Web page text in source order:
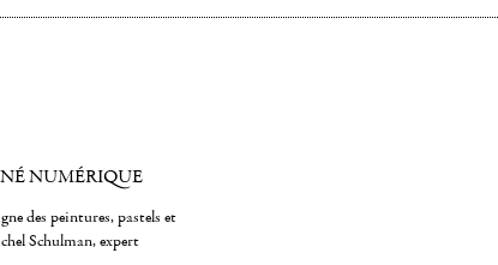
NUMÉRIQUE
des peintures, pastels et
Schulman, expert